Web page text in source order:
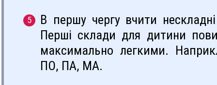
В першу чергу вчити
Перші склади для дитини
максимально легкими.
ПО, ПА, МА.